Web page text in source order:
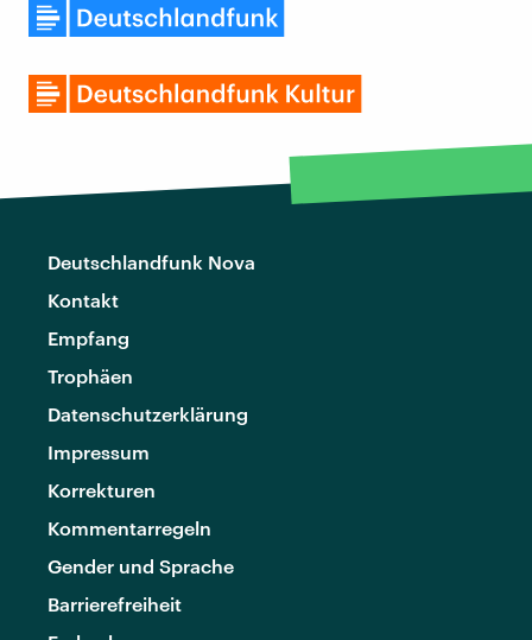
Deutschlandfunk Nova
Kontakt
Empfang
Trophäen
Datenschutzerklärung
Impressum
Korrekturen
Kommentarregeln
Gender und Sprache
Barrierefreiheit